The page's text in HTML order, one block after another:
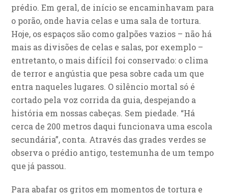
prédio. Em geral, de início se encaminhavam para
o porão, onde havia celas e uma sala de tortura.
Hoje, os espaços são como galpões vazios – não há
mais as divisões de celas e salas, por exemplo –
entretanto, o mais difícil foi conservado: o clima
de terror e angústia que pesa sobre cada um que
entra naqueles lugares. O silêncio mortal só é
cortado pela voz corrida da guia, despejando a
história em nossas cabeças. Sem piedade. “Há
cerca de 200 metros daqui funcionava uma escola
secundária”, conta. Através das grades verdes se
observa o prédio antigo, testemunha de um tempo
que já passou.
Para abafar os gritos em momentos de tortura e